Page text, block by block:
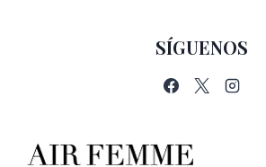
SÍGUENOS